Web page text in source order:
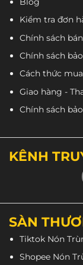
Nón Trùm là
HCM, là chuỗi
10 năm. Với
khách hàng
dịch vụ tại hệ
Kiểm tra đơn
Chính sách
Chính sách
Cách thức
Giao hàng -
Chính sách
KÊNH
SÀN
Tiktok Nón
Shopee Nón